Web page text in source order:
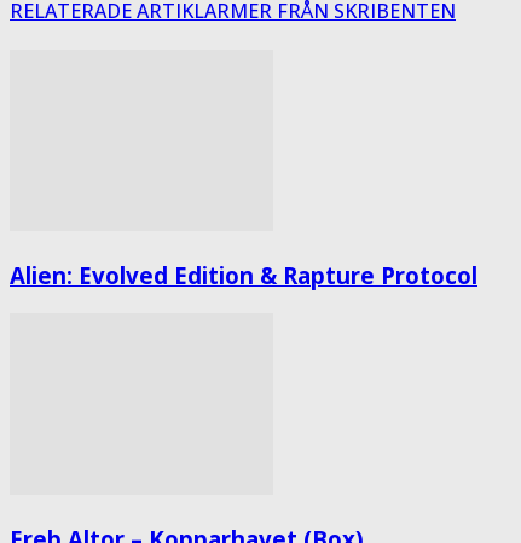
RELATERADE ARTIKLARMER FRÅN SKRIBENTEN
Alien: Evolved Edition & Rapture Protocol